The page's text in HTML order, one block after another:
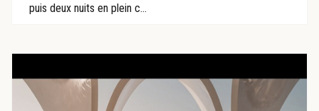
puis deux nuits en plein c...